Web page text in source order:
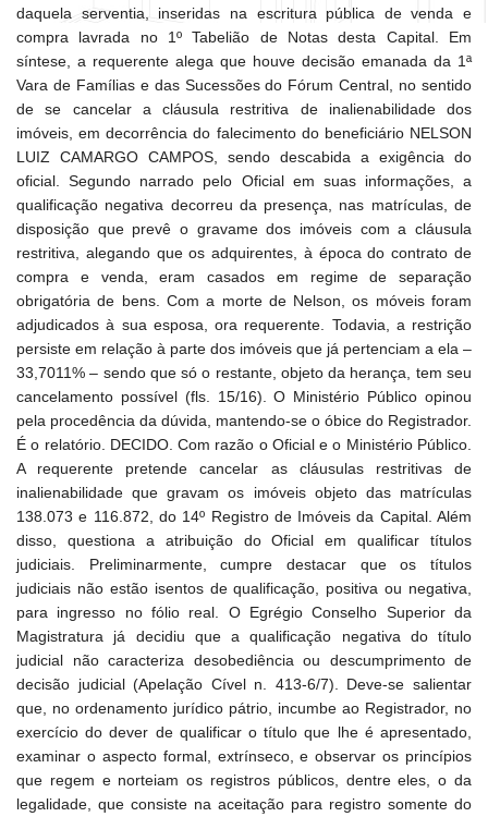
daquela serventia, inseridas na escritura pública de venda e
compra lavrada no 1º Tabelião de Notas desta Capital. Em
síntese, a requerente alega que houve decisão emanada da 1ª
Vara de Famílias e das Sucessões do Fórum Central, no sentido
de se cancelar a cláusula restritiva de inalienabilidade dos
imóveis, em decorrência do falecimento do beneficiário NELSON
LUIZ CAMARGO CAMPOS, sendo descabida a exigência do
oficial. Segundo narrado pelo Oficial em suas informações, a
qualificação negativa decorreu da presença, nas matrículas, de
disposição que prevê o gravame dos imóveis com a cláusula
restritiva, alegando que os adquirentes, à época do contrato de
compra e venda, eram casados em regime de separação
obrigatória de bens. Com a morte de Nelson, os móveis foram
adjudicados à sua esposa, ora requerente. Todavia, a restrição
persiste em relação à parte dos imóveis que já pertenciam a ela –
33,7011% – sendo que só o restante, objeto da herança, tem seu
cancelamento possível (fls. 15/16). O Ministério Público opinou
pela procedência da dúvida, mantendo-se o óbice do Registrador.
É o relatório. DECIDO. Com razão o Oficial e o Ministério Público.
A requerente pretende cancelar as cláusulas restritivas de
inalienabilidade que gravam os imóveis objeto das matrículas
138.073 e 116.872, do 14º Registro de Imóveis da Capital. Além
disso, questiona a atribuição do Oficial em qualificar títulos
judiciais. Preliminarmente, cumpre destacar que os títulos
judiciais não estão isentos de qualificação, positiva ou negativa,
para ingresso no fólio real. O Egrégio Conselho Superior da
Magistratura já decidiu que a qualificação negativa do título
judicial não caracteriza desobediência ou descumprimento de
decisão judicial (Apelação Cível n. 413-6/7). Deve-se salientar
que, no ordenamento jurídico pátrio, incumbe ao Registrador, no
exercício do dever de qualificar o título que lhe é apresentado,
examinar o aspecto formal, extrínseco, e observar os princípios
que regem e norteiam os registros públicos, dentre eles, o da
legalidade, que consiste na aceitação para registro somente do